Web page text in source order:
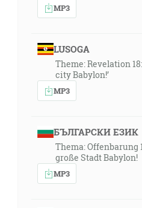
MP3
LUSOGA
Theme: Revelation
city Babylon!’
MP3
БЪЛГАРСКИ ЕЗИК
Thema: Offenbarung
große Stadt Babylon!
MP3